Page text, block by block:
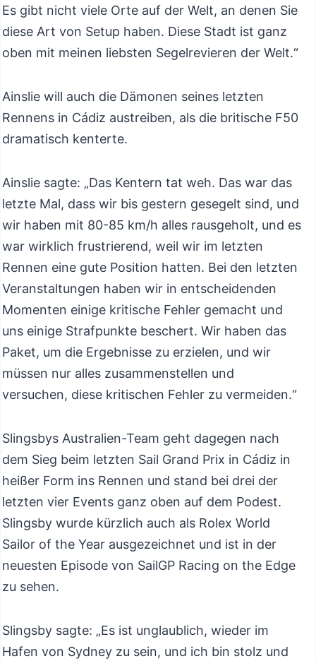
Es gibt nicht viele Orte auf der Welt, an denen Sie
diese Art von Setup haben. Diese Stadt ist ganz
oben mit meinen liebsten Segelrevieren der Welt.“
Ainslie will auch die Dämonen seines letzten
Rennens in Cádiz austreiben, als die britische F50
dramatisch kenterte.
Ainslie sagte: „Das Kentern tat weh. Das war das
letzte Mal, dass wir bis gestern gesegelt sind, und
wir haben mit 80-85 km/h alles rausgeholt, und es
war wirklich frustrierend, weil wir im letzten
Rennen eine gute Position hatten. Bei den letzten
Veranstaltungen haben wir in entscheidenden
Momenten einige kritische Fehler gemacht und
uns einige Strafpunkte beschert. Wir haben das
Paket, um die Ergebnisse zu erzielen, und wir
müssen nur alles zusammenstellen und
versuchen, diese kritischen Fehler zu vermeiden.“
Slingsbys Australien-Team geht dagegen nach
dem Sieg beim letzten Sail Grand Prix in Cádiz in
heißer Form ins Rennen und stand bei drei der
letzten vier Events ganz oben auf dem Podest.
Slingsby wurde kürzlich auch als Rolex World
Sailor of the Year ausgezeichnet und ist in der
neuesten Episode von SailGP Racing on the Edge
zu sehen.
Slingsby sagte: „Es ist unglaublich, wieder im
Hafen von Sydney zu sein, und ich bin stolz und